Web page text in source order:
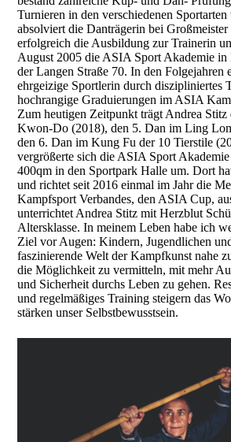
Turnieren in den verschiedenen
absolviert die Danträgerin bei Großmeister
erfolgreich die Ausbildung zur Trainerin
August 2005 die ASIA Sport Akademie in
der Langen Straße 70. In den Folgejahren
ehrgeizige Sportlerin durch diszipliniertes
hochrangige Graduierungen im ASIA
Zum heutigen Zeitpunkt trägt Andrea Stitz
Kwon-Do (2018), den 5. Dan im Ling
den 6. Dan im Kung Fu der 10 Tierstile
vergrößerte sich die ASIA Sport
400qm in den Sportpark Halle um. Dort
und richtet seit 2016 einmal im Jahr die
Kampfsport Verbandes, den ASIA Cup,
unterrichtet Andrea Stitz mit Herzblut
Altersklasse. In meinem Leben habe ich
Ziel vor Augen: Kindern, Jugendlichen
faszinierende Welt der Kampfkunst nahe
die Möglichkeit zu vermitteln, mit mehr
und Sicherheit durchs Leben zu gehen.
und regelmäßiges Training steigern das
stärken unser Selbstbewusstsein.